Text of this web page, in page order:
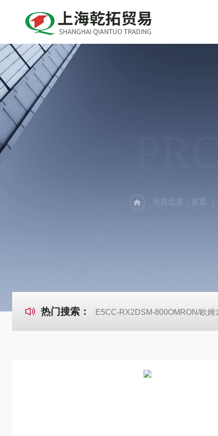
当前位置： 首页
热门搜索： E5CC-RX2DSM-800OMRON/欧